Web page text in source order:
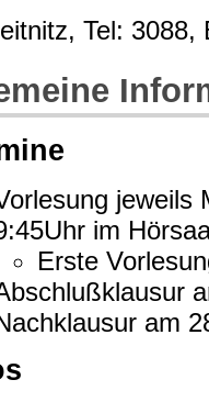
Tel:
jeweils
im
Erste
am